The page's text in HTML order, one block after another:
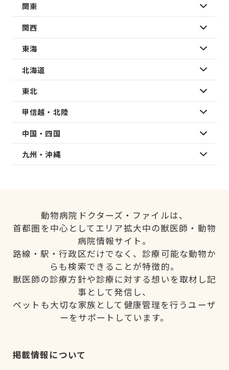
関東
関西
東海
北海道
東北
甲信越・北陸
中国・四国
九州・沖縄
動物病院ドクターズ・ファイルは、
首都圏を中心としてエリア拡大中の獣医師・動物
病院情報サイト。
路線・駅・行政区だけでなく、診療可能な動物か
らも検索できることが特徴的。
獣医師の診療方針や診療に対する想いを取材し記
事として発信し、
ペットも大切な家族として健康管理を行うユーザ
ーをサポートしています。
掲載情報について